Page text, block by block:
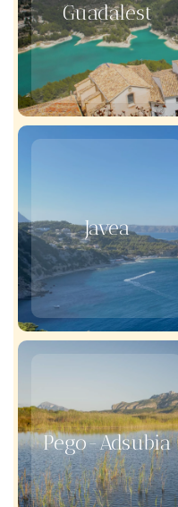
Guadalest
Javea
Pego-Adsubia